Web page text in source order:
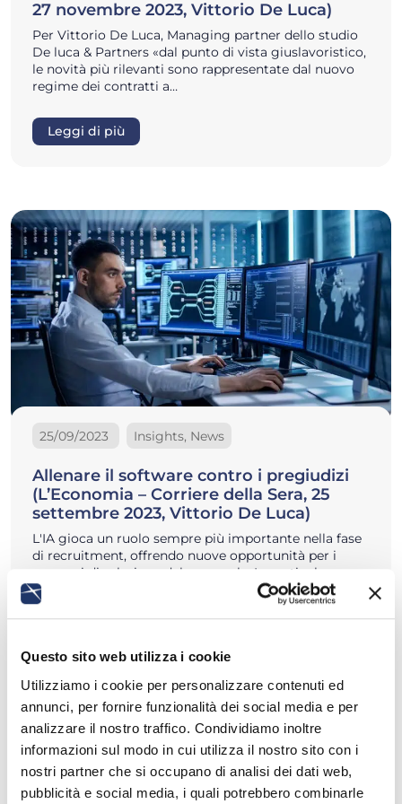
Questo sito web utilizza i cookie
Utilizziamo i cookie per personalizzare contenuti ed
annunci, per fornire funzionalità dei social media e per
analizzare il nostro traffico. Condividiamo inoltre
informazioni sul modo in cui utilizza il nostro sito con i
nostri partner che si occupano di analisi dei dati web,
pubblicità e social media, i quali potrebbero combinarle
27 novembre 2023, Vittorio De Luca)
Per Vittorio De Luca, Managing partner dello studio
De luca & Partners «dal punto di vista giuslavoristico,
le novità più rilevanti sono rappresentate dal nuovo
regime dei contratti a…
Leggi di più
25/09/2023 Insights, News
Allenare il software contro i pregiudizi
(L’Economia – Corriere della Sera, 25
settembre 2023, Vittorio De Luca)
L'IA gioca un ruolo sempre più importante nella fase
di recruitment, offrendo nuove opportunità per i
processi di selezione del personale. In particolare,
l’utilizzo dell’IA sta già avendo…